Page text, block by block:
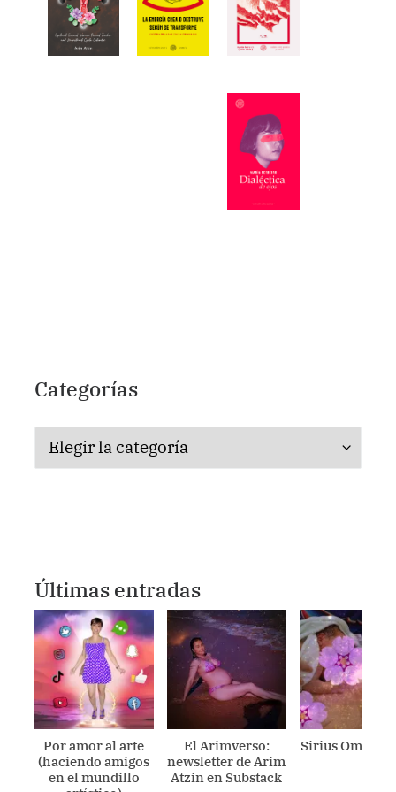
Categorías
Categorías
Últimas entradas
Por amor al arte
(haciendo amigos
en el mundillo
El Arimverso:
newsletter de Arim
Atzin en Substack
Sirius